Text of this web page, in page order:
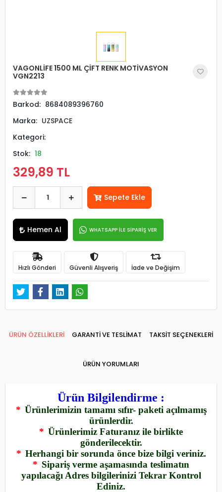
VAGONLİFE 1500 ML ÇİFT RENK MOTİVASYON
VGN2213
Barkod: 8684089396760
Marka: UZSPACE
Kategori:
Stok: 18
329,89 TL
Sepete Ekle
Hemen Al WHATSAPP İLE SİPARİŞ VER
Hızlı Gönderi Güvenli Alışveriş İade ve Değişim
ÜRÜN ÖZELLİKLERİ GARANTİ VE TESLİMAT TAKSİT SEÇENEKLERİ
ÜRÜN YORUMLARI
Ürün Bilgilendirme :
* Ürünlerimizin tamamı sıfır- paketi açılmamış
ürünlerdir.
* Ürünlerimiz Faturanız ile birlikte
gönderilecektir.
* Herhangi bir sorunda önce bize bilgi veriniz.
* Sipariş verme aşamasında teslimatın
yapılacağı Adres bilgilerinizi Tekrar Kontrol
Ediniz.